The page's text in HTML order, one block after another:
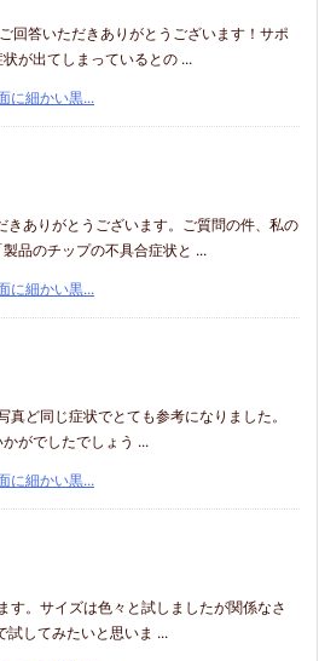
回答いただきありがとうございます！サポ
が出てしまっているとの ...
に細かい黒...
きありがとうございます。ご質問の件、私の
品のチップの不具合症状と ...
に細かい黒...
ど同じ症状でとても参考になりました。
がでしたでしょう ...
に細かい黒...
す。サイズは色々と試しましたが関係なさ
してみたいと思いま ...